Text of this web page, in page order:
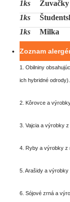
1ks Žuvačky
1ks
1ks
Milka
Zoznam
1. Obilniny
ich hybridné odrody).
2. Kôrovce a
3. Vajcia a výrobky z
4. Ryby a výrobky z
5. Arašidy a výrobky
6. Sójové zrná a